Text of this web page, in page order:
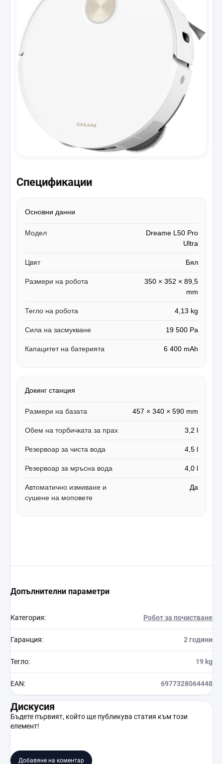
Спецификации
Основни данни
Модел
Dreame L50 Pro
Ultra
Цвят Бял
Размери на робота
350 × 352 × 89,5
mm
Тегло на робота 4,13 kg
Сила на засмукване 19 500 Pa
Капацитет на батерията 6 400 mAh
Докинг станция
Размери на базата 457 × 340 × 590 mm
Обем на торбичката за прах 3,2 l
Резервоар за чиста вода 4,5 l
Резервоар за мръсна вода 4,0 l
Автоматично измиване и
сушене на моповете
Да
Допълнителни параметри
Категория: Робот за почистване
Гаранция: 2 години
Тегло: 19 kg
EAN: 6977328064448
Дискусия
Бъдете първият, който ще публикува статия към този
елемент!
Добавяне на коментар